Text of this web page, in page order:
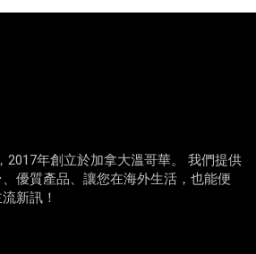
2017年創立於加拿大溫哥華。 我們提供
優質產品、讓您在海外生活，也能便
新訊！